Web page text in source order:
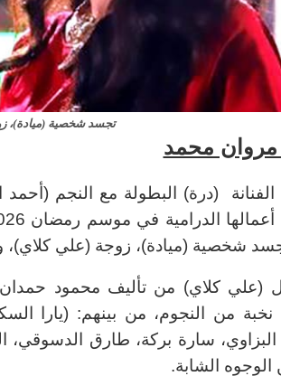
تجسد شخصية (ميادة)،
محمد
(درة) البطولة مع النجم
شخصية (ميادة)، زوجة (علي كلاي)،
(علي كلاي) من تأليف محمود
نخبة من النجوم، من بينهم: (يارا
سارة بركة، طارق
الشابة.